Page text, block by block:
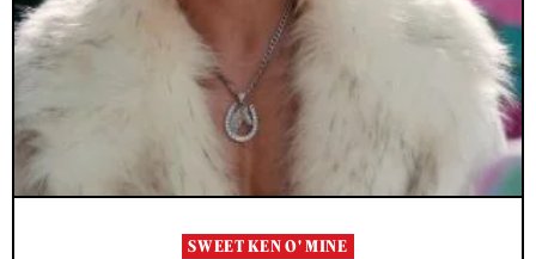
SWEET KEN O' MINE